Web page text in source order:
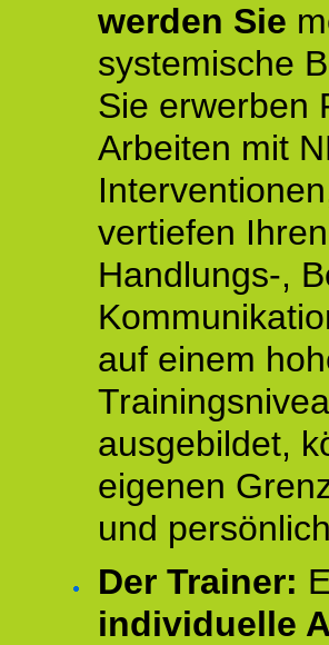
werden Sie
systemische
Sie erwerben
Arbeiten mit
vertiefen
Handlungs-,
auf einem
ausgebildet,
eigenen
und
Der Trainer:
individuelle